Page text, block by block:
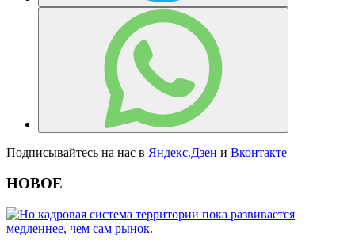
Подписывайтесь на нас в Яндекс.Дзен и Вконтакте
НОВОЕ